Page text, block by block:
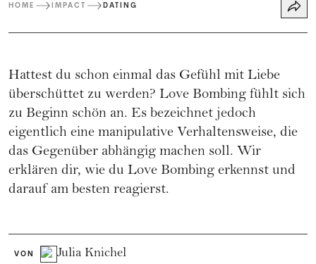
HOME IMPACT DATING
Hattest du schon einmal das Gefühl mit Liebe
überschüttet zu werden? Love Bombing fühlt sich
zu Beginn schön an. Es bezeichnet jedoch
eigentlich eine manipulative Verhaltensweise, die
das Gegenüber abhängig machen soll. Wir
erklären dir, wie du Love Bombing erkennst und
darauf am besten reagierst.
VON Julia Knichel